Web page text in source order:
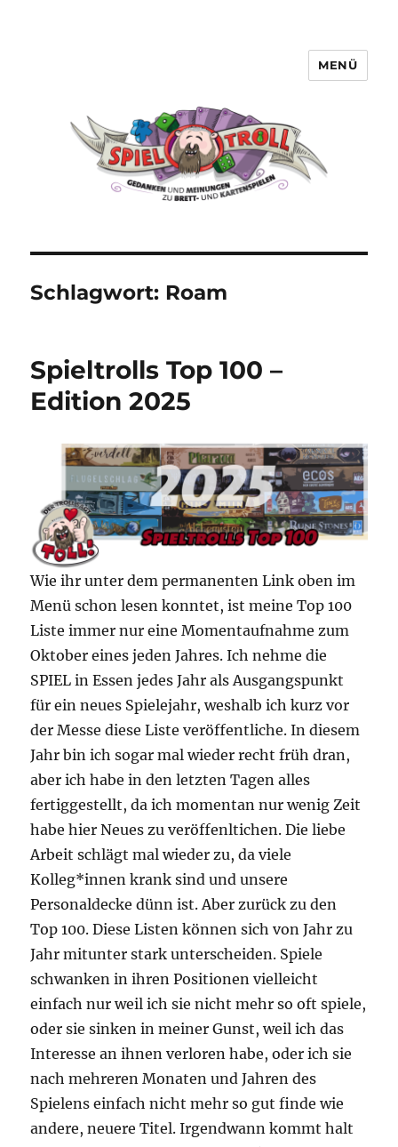
MENÜ
Schlagwort: Roam
Spieltrolls Top 100 –
Edition 2025
Wie ihr unter dem permanenten Link oben im
Menü schon lesen konntet, ist meine Top 100
Liste immer nur eine Momentaufnahme zum
Oktober eines jeden Jahres. Ich nehme die
SPIEL in Essen jedes Jahr als Ausgangspunkt
für ein neues Spielejahr, weshalb ich kurz vor
der Messe diese Liste veröffentliche. In diesem
Jahr bin ich sogar mal wieder recht früh dran,
aber ich habe in den letzten Tagen alles
fertiggestellt, da ich momentan nur wenig Zeit
habe hier Neues zu veröffenltichen. Die liebe
Arbeit schlägt mal wieder zu, da viele
Kolleg*innen krank sind und unsere
Personaldecke dünn ist. Aber zurück zu den
Top 100. Diese Listen können sich von Jahr zu
Jahr mitunter stark unterscheiden. Spiele
schwanken in ihren Positionen vielleicht
einfach nur weil ich sie nicht mehr so oft spiele,
oder sie sinken in meiner Gunst, weil ich das
Interesse an ihnen verloren habe, oder ich sie
nach mehreren Monaten und Jahren des
Spielens einfach nicht mehr so gut finde wie
andere, neuere Titel. Irgendwann kommt halt